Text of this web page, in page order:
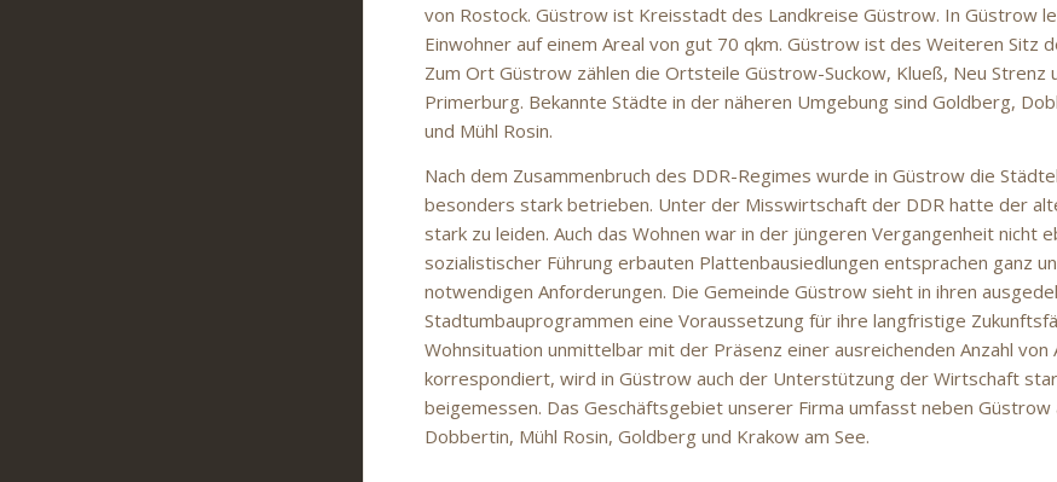
von Rostock. Güstrow ist Kreisstadt des Landkreise Güstrow. In Güstrow
Einwohner auf einem Areal von gut 70 qkm. Güstrow ist des Weiteren Sitz
Zum Ort Güstrow zählen die Ortsteile Güstrow-Suckow, Klueß, Neu Strenz
Primerburg. Bekannte Städte in der näheren Umgebung sind Goldberg,
und Mühl Rosin.
Nach dem Zusammenbruch des DDR-Regimes wurde in Güstrow die
besonders stark betrieben. Unter der Misswirtschaft der DDR hatte der
stark zu leiden. Auch das Wohnen war in der jüngeren Vergangenheit nicht
sozialistischer Führung erbauten Plattenbausiedlungen entsprachen ganz
notwendigen Anforderungen. Die Gemeinde Güstrow sieht in ihren
Stadtumbauprogrammen eine Voraussetzung für ihre langfristige
Wohnsituation unmittelbar mit der Präsenz einer ausreichenden Anzahl
korrespondiert, wird in Güstrow auch der Unterstützung der Wirtschaft
beigemessen. Das Geschäftsgebiet unserer Firma umfasst neben Güstrow
Dobbertin, Mühl Rosin, Goldberg und Krakow am See.